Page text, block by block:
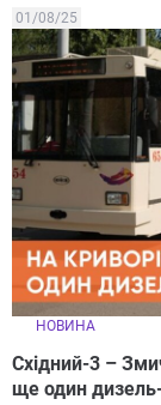
01/08/25
НОВИНА
Східний-3 –
ще один